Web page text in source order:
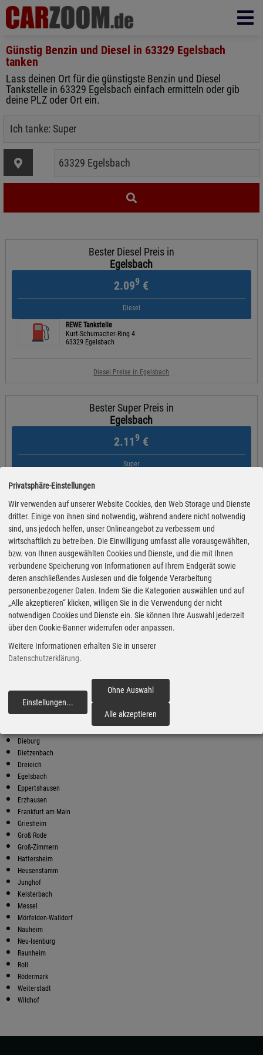
Günstig Benzin und Diesel in 63329 Egelsbach
tanken
Lass deinen Ort für die günstigste Benzin und Diesel
Tankstelle in 63329 Egelsbach einfach ermitteln oder gib
deine PLZ oder Ort ein.
Bester Diesel Preis in
Egelsbach
2.099 €
Diesel
REWE Tankstelle
Kurt-Schumacher-Ring 4
63329 Egelsbach
Diesel Preise in Egelsbach
Bester Super Preis in
Egelsbach
2.119 €
Super
REWE Tankstelle
Kurt-Schumacher-Ring 4
Super Preise in Egelsbach
Bester Super E10 Preis in
Egelsbach
2.089€
Super E10
Darmstädter Landstr. 11
Preiswerter tanken - finden Sie die günstigsten Benzin und Diesel
Preise in Ihrer Stadt
Dieburg
Dietzenbach
Dreieich
Egelsbach
Eppertshausen
Erzhausen
Frankfurt am Main
Griesheim
Groß Rode
Groß-Zimmern
Hattersheim
Heusenstamm
Junghof
Kelsterbach
Messel
Mörfelden-Walldorf
Nauheim
Neu-Isenburg
Raunheim
Roll
Rödermark
Weiterstadt
Wildhof
Privatsphäre-Einstellungen
Wir verwenden auf unserer Website Cookies, den Web Storage und Dienste
dritter. Einige von ihnen sind notwendig, während andere nicht notwendig
sind, uns jedoch helfen, unser Onlineangebot zu verbessern und
wirtschaftlich zu betreiben. Die Einwilligung umfasst alle vorausgewählten,
bzw. von Ihnen ausgewählten Cookies und Dienste, und die mit Ihnen
verbundene Speicherung von Informationen auf Ihrem Endgerät sowie
deren anschließendes Auslesen und die folgende Verarbeitung
personenbezogener Daten. Indem Sie die Kategorien auswählen und auf
„Alle akzeptieren“ klicken, willigen Sie in die Verwendung der nicht
notwendigen Cookies und Dienste ein. Sie können Ihre Auswahl jederzeit
über den Cookie-Banner widerrufen oder anpassen.
Weitere Informationen erhalten Sie in unserer
Datenschutzerklärung.
Einstellungen...
Ohne Auswahl
Alle akzeptieren